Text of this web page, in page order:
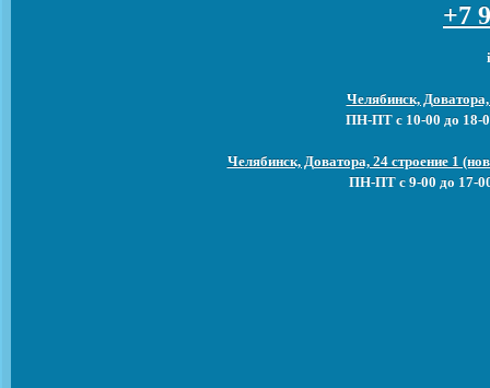
+7
Челябинск,
ПН-ПТ с 10-00 до 18-
Челябинск, Доватора, 24 строение 1
ПН-ПТ с 9-00 до 17-